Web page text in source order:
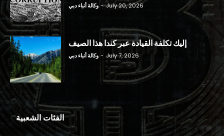
وكالة أنباء دبي - July 20, 2026
إليك تكلفة القيادة عبر كندا هذا الصيف
وكالة أنباء دبي - July 7, 2026
الفئات الشعبية